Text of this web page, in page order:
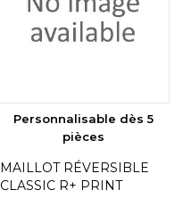
Personnalisable dès 5
pièces
MAILLOT RÉVERSIBLE
CLASSIC R+ PRINT